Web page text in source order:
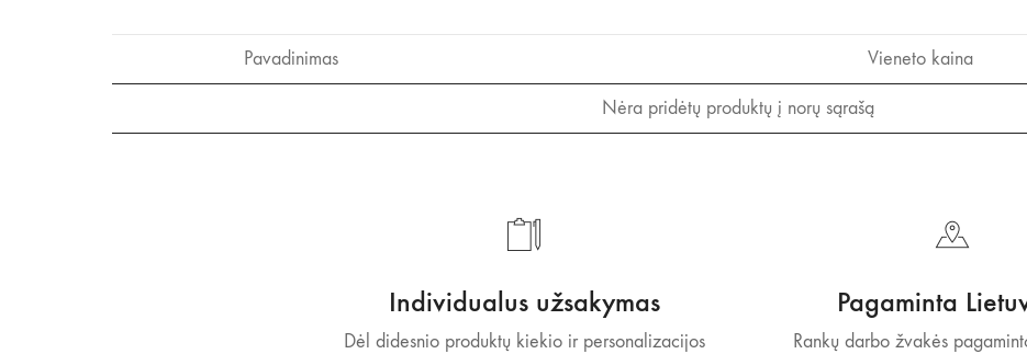
Pavadinimas Vieneto kaina
Nėra pridėtų produktų į norų sąrašą
Individualus užsakymas
Dėl didesnio produktų kiekio ir personalizacijos
Pagaminta
Rankų darbo žvakės